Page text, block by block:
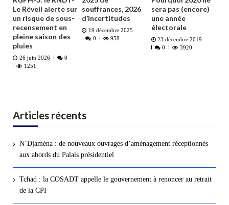
Le Réveil alerte sur
un risque de sous-
recensement en
pleine saison des
pluies
26 juin 2026
0
1251
souffrances, 2026
d’incertitudes
19 décembre 2025
0
958
sera pas (encore)
une année
électorale
23 décembre 2019
0
3920
Articles récents
N’Djaména : de nouveaux ouvrages d’aménagement réceptionnés
aux abords du Palais présidentiel
Tchad : la COSADT appelle le gouvernement à renoncer au retrait
de la CPI